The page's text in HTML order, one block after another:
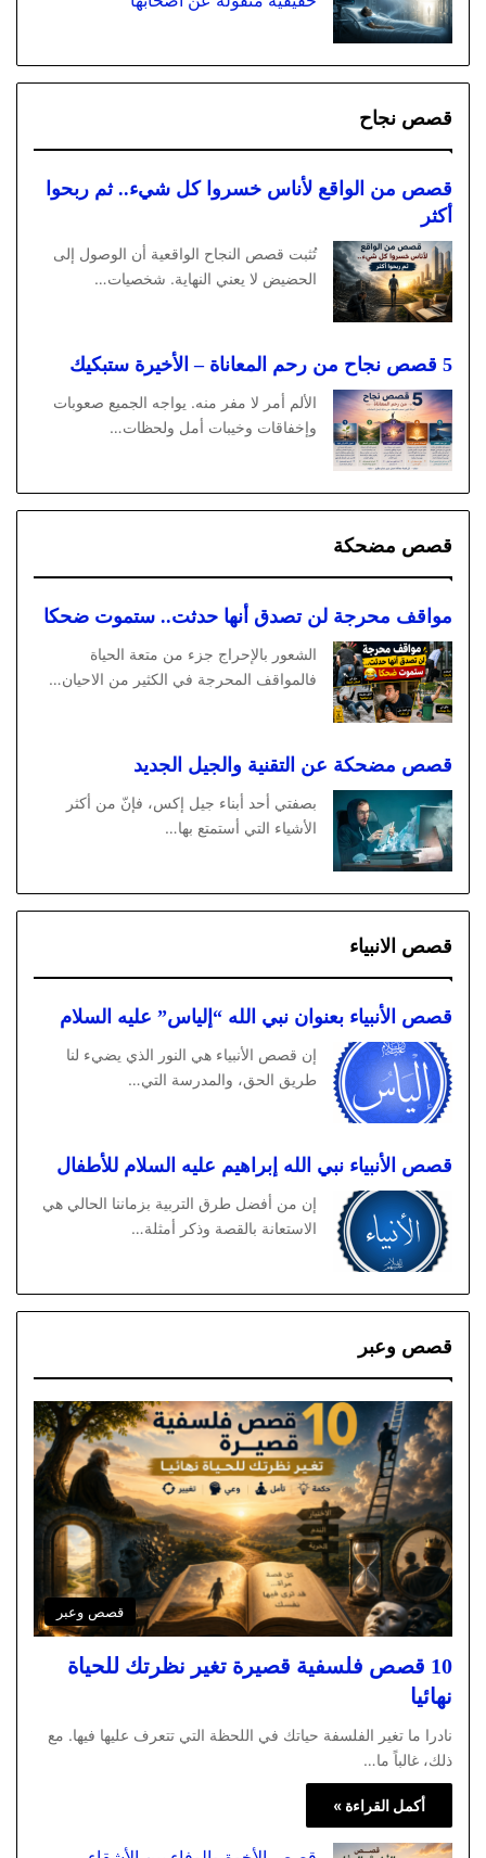
قصص نجاح
قصص من الواقع لأناس خسروا كل شيء.. ثم ربحوا
أكثر
تُثبت قصص النجاح الواقعية أن الوصول إلى
الحضيض لا يعني النهاية. شخصيات…
5 قصص نجاح من رحم المعاناة – الأخيرة ستبكيك
الألم أمر لا مفر منه. يواجه الجميع صعوبات
وإخفاقات وخيبات أمل ولحظات…
قصص مضحكة
مواقف محرجة لن تصدق أنها حدثت.. ستموت ضحكا
الشعور بالإحراج جزء من متعة الحياة
فالمواقف المحرجة في الكثير من الاحيان…
قصص مضحكة عن التقنية والجيل الجديد
بصفتي أحد أبناء جيل إكس، فإنّ من أكثر
الأشياء التي أستمتع بها…
قصص الانبياء
قصص الأنبياء بعنوان نبي الله “إلياس” عليه السلام
إن قصص الأنبياء هي النور الذي يضيء لنا
طريق الحق، والمدرسة التي…
قصص الأنبياء نبي الله إبراهيم عليه السلام للأطفال
إن من أفضل طرق التربية بزماننا الحالي هي
الاستعانة بالقصة وذكر أمثلة…
قصص وعبر
قصص وعبر
10 قصص فلسفية قصيرة تغير نظرتك للحياة
نهائيا
نادرا ما تغير الفلسفة حياتك في اللحظة التي تتعرف عليها فيها. مع
ذلك، غالباً ما…
أكمل القراءة »